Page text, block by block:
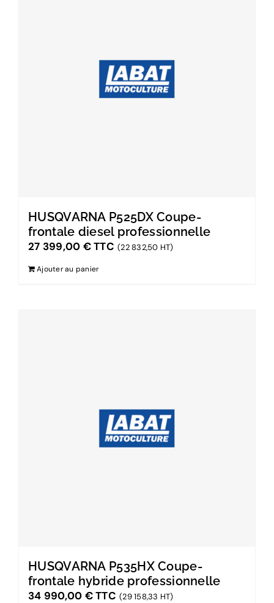
HUSQVARNA P525DX Coupe-
frontale diesel professionnelle
27 399,00 €TTC (22 832,50 HT)
Ajouter au panier
HUSQVARNA P535HX Coupe-
frontale hybride professionnelle
34 990,00 €TTC (29 158,33 HT)